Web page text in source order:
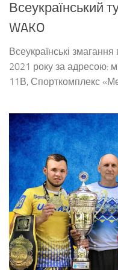
Всеукраїнський
WAKO
Всеукраїнські
2021 року за адресою:
11В, Спорткомплекс